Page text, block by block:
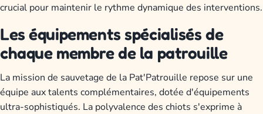
crucial pour maintenir le rythme dynamique des interventions.
Les équipements spécialisés de
chaque membre de la patrouille
La mission de sauvetage de la Pat'Patrouille repose sur une
équipe aux talents complémentaires, dotée d'équipements
ultra-sophistiqués. La polyvalence des chiots s'exprime à